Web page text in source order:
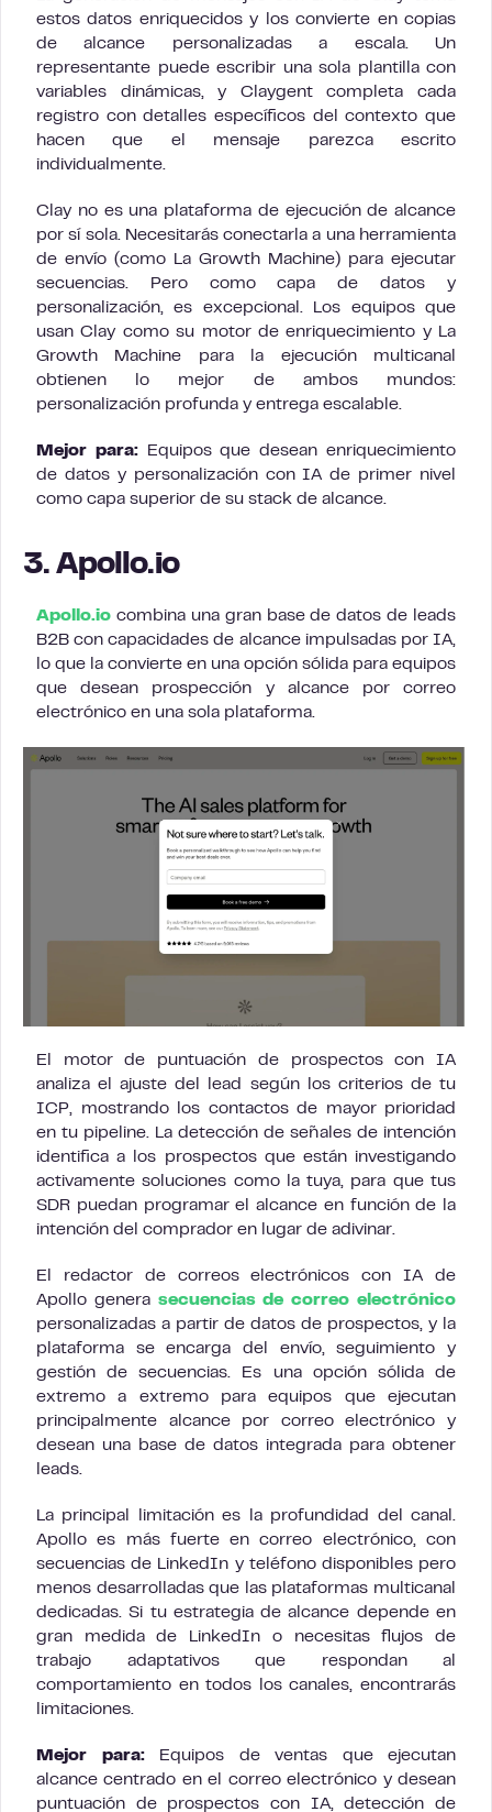
estos datos enriquecidos y los convierte en copias
de alcance personalizadas a escala. Un
representante puede escribir una sola plantilla con
variables dinámicas, y Claygent completa cada
registro con detalles específicos del contexto que
hacen que el mensaje parezca escrito
individualmente.
Clay no es una plataforma de ejecución de alcance
por sí sola. Necesitarás conectarla a una herramienta
de envío (como La Growth Machine) para ejecutar
secuencias. Pero como capa de datos y
personalización, es excepcional. Los equipos que
usan Clay como su motor de enriquecimiento y La
Growth Machine para la ejecución multicanal
obtienen lo mejor de ambos mundos:
personalización profunda y entrega escalable.
Mejor para:Equipos que desean enriquecimiento
de datos y personalización con IA de primer nivel
como capa superior de su stack de alcance.
3. Apollo.io
Apollo.io combina una gran base de datos de leads
B2B con capacidades de alcance impulsadas por IA,
lo que la convierte en una opción sólida para equipos
que desean prospección y alcance por correo
electrónico en una sola plataforma.
El motor de puntuación de prospectos con IA
analiza el ajuste del lead según los criterios de tu
ICP, mostrando los contactos de mayor prioridad
en tu pipeline. La detección de señales de intención
identifica a los prospectos que están investigando
activamente soluciones como la tuya, para que tus
SDR puedan programar el alcance en función de la
intención del comprador en lugar de adivinar.
El redactor de correos electrónicos con IA de
Apollo genera secuencias de correo electrónico
personalizadas a partir de datos de prospectos, y la
plataforma se encarga del envío, seguimiento y
gestión de secuencias. Es una opción sólida de
extremo a extremo para equipos que ejecutan
principalmente alcance por correo electrónico y
desean una base de datos integrada para obtener
leads.
La principal limitación es la profundidad del canal.
Apollo es más fuerte en correo electrónico, con
secuencias de LinkedIn y teléfono disponibles pero
menos desarrolladas que las plataformas multicanal
dedicadas. Si tu estrategia de alcance depende en
gran medida de LinkedIn o necesitas flujos de
trabajo adaptativos que respondan al
comportamiento en todos los canales, encontrarás
limitaciones.
Mejor para:Equipos de ventas que ejecutan
alcance centrado en el correo electrónico y desean
puntuación de prospectos con IA, detección de